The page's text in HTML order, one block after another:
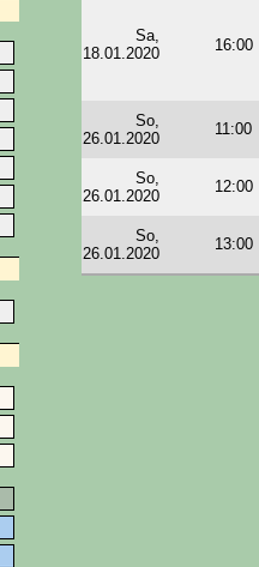
Sa,
18.01.2020
16:00
So,
26.01.2020
11:00
So,
26.01.2020
12:00
So,
26.01.2020
13:00